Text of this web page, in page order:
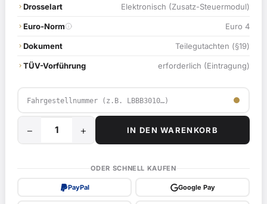
Drosselart Elektronisch (Zusatz-Steuermodul)
Euro-Norm Euro 4
Dokument Teilegutachten (§19)
TÜV-Vorführung erforderlich (Eintragung)
− + IN DEN WARENKORB
ODER SCHNELL KAUFEN
PayPal Google Pay